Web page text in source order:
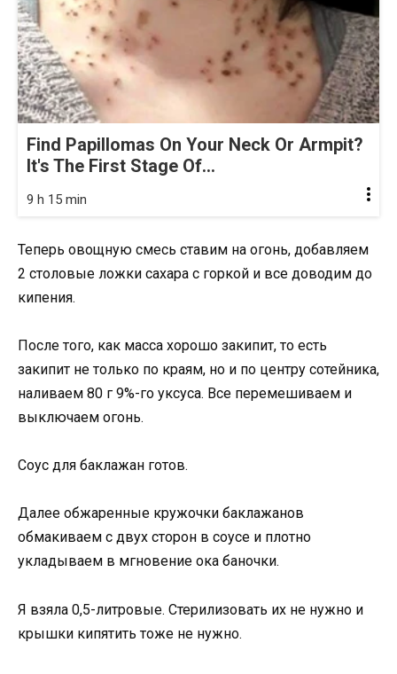
Find Papillomas On Your Neck Or Armpit?
It's The First Stage Of...
9 h 15 min
Теперь овощную смесь ставим на огонь, добавляем
2 столовые ложки сахара с горкой и все доводим до
кипения.
После того, как масса хорошо закипит, то есть
закипит не только по краям, но и по центру сотейника,
наливаем 80 г 9%-го уксуса. Все перемешиваем и
выключаем огонь.
Соус для баклажан готов.
Далее обжаренные кружочки баклажанов
обмакиваем с двух сторон в соусе и плотно
укладываем в мгновение ока баночки.
Я взяла 0,5-литровые. Стерилизовать их не нужно и
крышки кипятить тоже не нужно.